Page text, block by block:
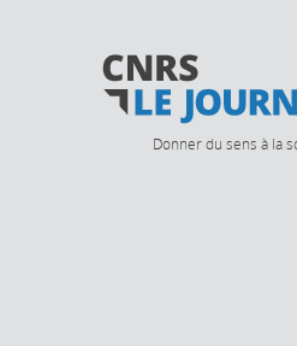
Donner du sens à la